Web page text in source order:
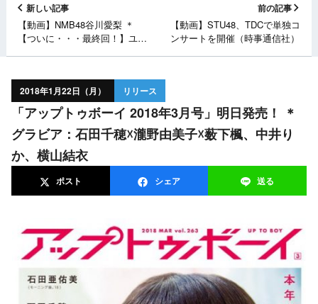
新しい記事
【動画】NMB48谷川愛梨 ＊
【ついに・・・最終回！】ユー
前の記事
【動画】STU48、TDCで単独コ
ンサートを開催（時事通信社）
2018年1月22日（月） リリース
「アップトゥボーイ 2018年3月号」明日発売！ ＊
グラビア：石田千穂☓瀧野由美子☓薮下楓、中井り
か、横山結衣
ポスト シェア 送る